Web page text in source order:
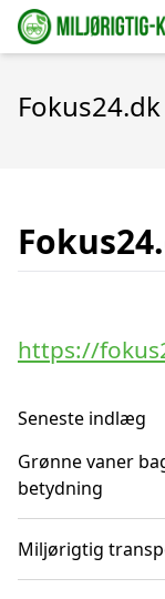
Fokus24.dk
https://
Seneste indlæg
Grønne vaner
betydning
Miljørigtig